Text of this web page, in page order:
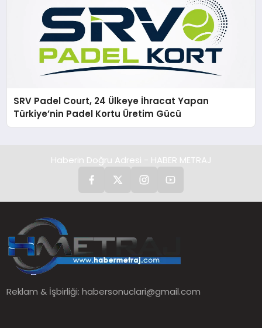
SRV Padel Court, 24 Ülkeye İhracat Yapan
Türkiye’nin Padel Kortu Üretim Gücü
Haberin Doğru Adresi - HABER METRAJ
Reklam & İşbirliği:habersonuclari@gmail.com